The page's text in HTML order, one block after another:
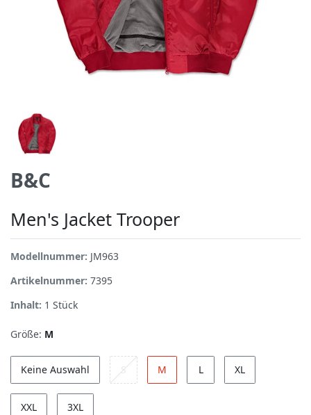
B&C
Men's Jacket Trooper
Modellnummer: JM963
Artikelnummer: 7395
Inhalt: 1 Stück
Größe: M
Keine Auswahl S M L XL
XXL 3XL